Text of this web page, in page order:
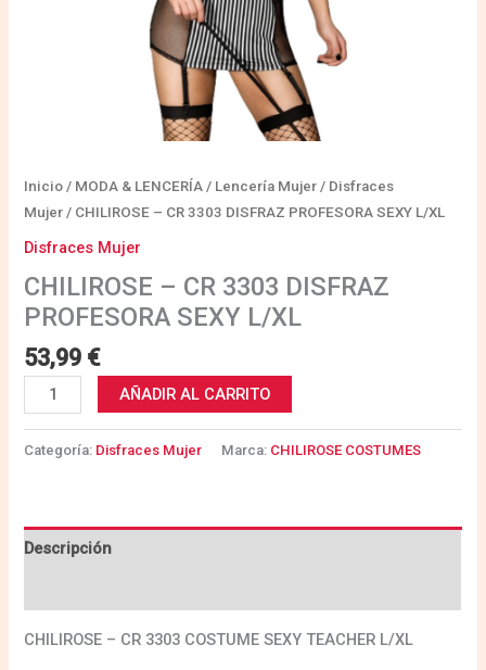
Inicio / MODA & LENCERÍA / Lencería Mujer / Disfraces
Mujer / CHILIROSE – CR 3303 DISFRAZ PROFESORA SEXY L/XL
Disfraces Mujer
CHILIROSE – CR 3303 DISFRAZ
PROFESORA SEXY L/XL
53,99 €
AÑADIR AL CARRITO
Categoría: Disfraces Mujer Marca: CHILIROSE COSTUMES
Descripción
CHILIROSE – CR 3303 COSTUME SEXY TEACHER L/XL